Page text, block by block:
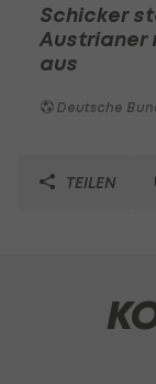
Schicker
Austrianer
aus
Deutsche
TEILEN